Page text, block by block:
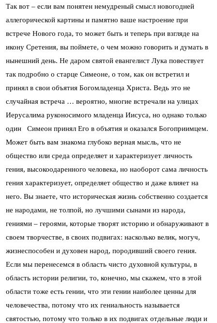
Так вот – если вам понятен немудреный смысл новогодней
аллегорической картины и памятно ваше настроение при
встрече Нового года, то может быть и теперь при взгляде на
икону Сретения, вы поймете, о чем можно говорить и думать в
нынешний день. Не даром святой евангелист Лука повествует
так подробно о старце Симеоне, о том, как он встретил и
принял в свои объятия Богомладенца Христа. Ведь это не
случайная встреча … вероятно, многие встречали на улицах
Иерусалима руконосимого младенца Иисуса, но однако только
один Симеон принял Его в объятия и оказался Богоприимцем.
Может быть вам знакома глубоко верная мысль, что не
общество или среда определяет и характеризует личность
гения, высокоодаренного человека, но наоборот сама личность
гения характеризует, определяет общество и даже влияет на
него. Вы знаете, что историческая жизнь собственно создается
не народами, не толпой, но лучшими сынами из народа,
гениями – героями, которые творят историю и обнаруживают в
своем творчестве, в своих подвигах: насколько велик, могуч,
жизнеспособен и духовен народ, породивший своего гения.
Если мы перенесемся в область чисто духовной культуры, в
область истории религии, то, конечно, мы скажем, что в этой
области тоже есть гении, что эти гении наиболее ценны для
человечества, потому что их гениальность называется
святостью, потому что только в их подвигах отдельные люди и